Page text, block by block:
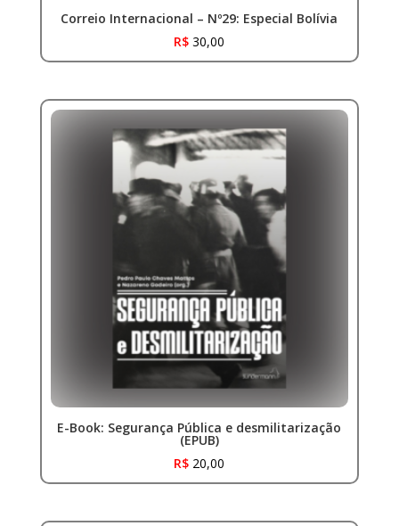
Correio Internacional – Nº29: Especial Bolívia
R$ 30,00
E-Book: Segurança Pública e desmilitarização
(EPUB)
R$ 20,00